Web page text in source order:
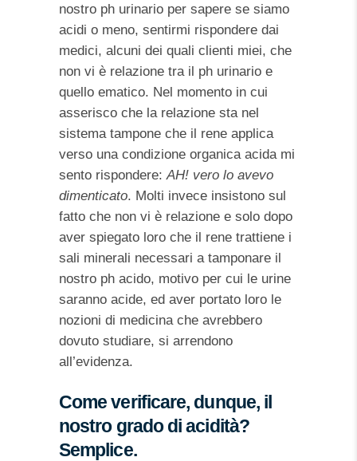
nostro ph urinario per sapere se siamo
acidi o meno, sentirmi rispondere dai
medici, alcuni dei quali clienti miei, che
non vi è relazione tra il ph urinario e
quello ematico. Nel momento in cui
asserisco che la relazione sta nel
sistema tampone che il rene applica
verso una condizione organica acida mi
sento rispondere:AH! vero lo avevo
dimenticato. Molti invece insistono sul
fatto che non vi è relazione e solo dopo
aver spiegato loro che il rene trattiene i
sali minerali necessari a tamponare il
nostro ph acido, motivo per cui le urine
saranno acide, ed aver portato loro le
nozioni di medicina che avrebbero
dovuto studiare, si arrendono
all’evidenza.
Come verificare, dunque, il
nostro grado di acidità?
Semplice.